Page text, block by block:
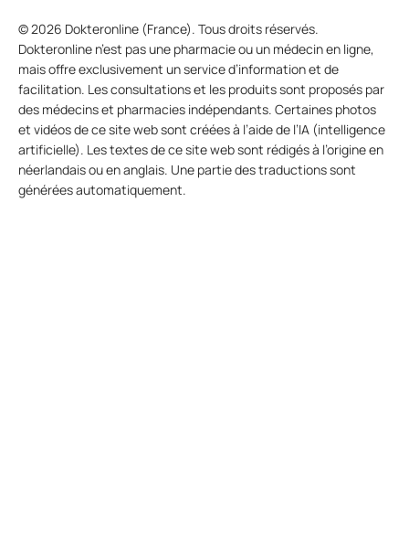
© 2026 Dokteronline (France). Tous droits réservés.
Dokteronline n’est pas une pharmacie ou un médecin en ligne,
mais offre exclusivement un service d’information et de
facilitation. Les consultations et les produits sont proposés par
des médecins et pharmacies indépendants. Certaines photos
et vidéos de ce site web sont créées à l’aide de l’IA (intelligence
artificielle). Les textes de ce site web sont rédigés à l’origine en
néerlandais ou en anglais. Une partie des traductions sont
générées automatiquement.